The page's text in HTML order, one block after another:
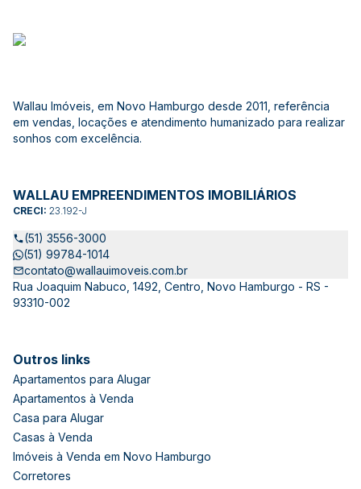
Wallau Imóveis, em Novo Hamburgo desde 2011, referência
em vendas, locações e atendimento humanizado para realizar
sonhos com excelência.
WALLAU EMPREENDIMENTOS IMOBILIÁRIOS
CRECI: 23.192-J
(51) 3556-3000
(51) 99784-1014
contato@wallauimoveis.com.br
Rua Joaquim Nabuco, 1492, Centro, Novo Hamburgo - RS -
93310-002
Outros links
Apartamentos para Alugar
Apartamentos à Venda
Casa para Alugar
Casas à Venda
Imóveis à Venda em Novo Hamburgo
Corretores